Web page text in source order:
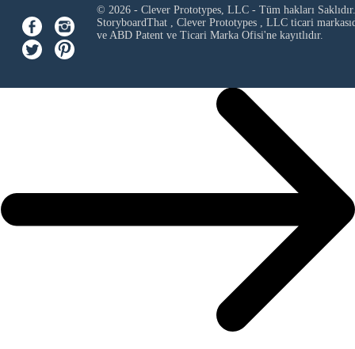
© 2026 - Clever Prototypes, LLC - Tüm hakları Saklıdır.
StoryboardThat , Clever Prototypes , LLCticari
ve ABD Patent ve Ticari Marka Ofisi'ne kayıtlıdır.